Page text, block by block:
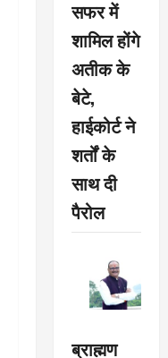
सफर में
शामिल होंगे
अतीक के
बेटे,
हाईकोर्ट ने
शर्तों के
साथ दी
पैरोल
ब्राह्मण